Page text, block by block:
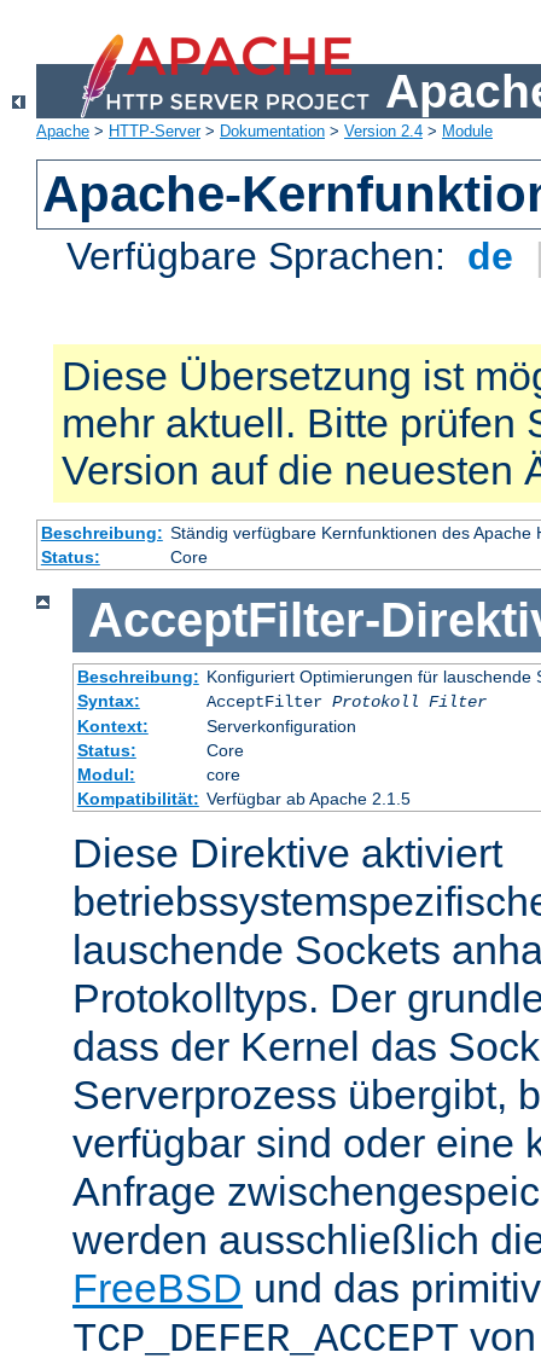
Apache > HTTP-Server> Dokumentation > Version 2.4 > Module
Apache-
Verfügbare Sprachen: de
Diese Übersetzung ist
mehr aktuell. Bitte prüfen
Version auf die neuesten
Beschreibung: Ständig verfügbare Kernfunktionen des Apache
Status:
Core
AcceptFilter-
Beschreibung: Konfiguriert Optimierungen für lauschende
Syntax:
AcceptFilter Protokoll Filter
Kontext:
Serverkonfiguration
Status:
Core
Modul:
core
Kompatibilität: Verfügbar ab Apache 2.1.5
Diese Direktive aktiviert
lauschende Sockets
Protokolltyps. Der
dass der Kernel das
Serverprozess übergibt,
verfügbar sind oder eine
Anfrage
werden ausschließlich
FreeBSD und das
TCP_DEFER_ACCEPT